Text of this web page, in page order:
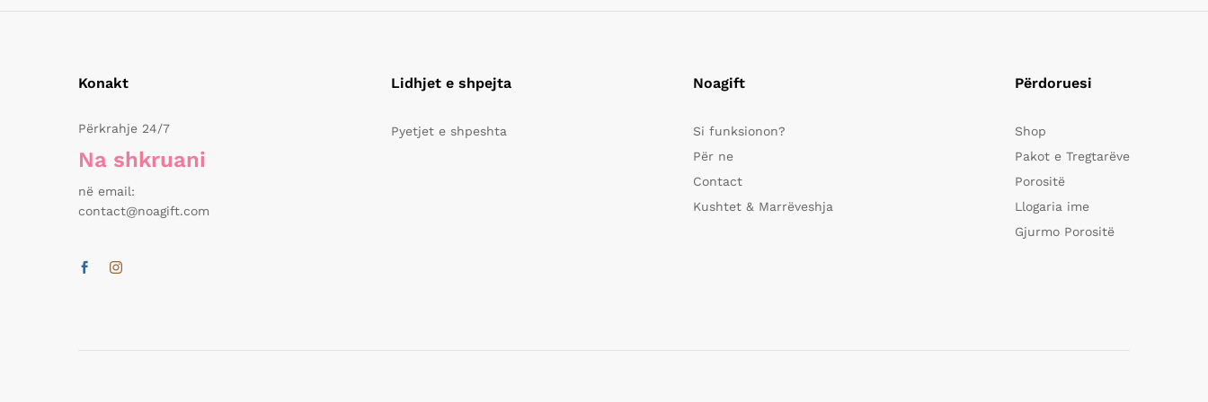
Konakt
Përkrahje 24/7
Na shkruani
në email:
contact@noagift.com
Lidhjet e shpejta
Pyetjet e shpeshta
Noagift
Si funksionon?
Për ne
Contact
Kushtet & Marrëveshja
Përdoruesi
Shop
Pakot e Tregtarëve
Porositë
Llogaria ime
Gjurmo Porositë